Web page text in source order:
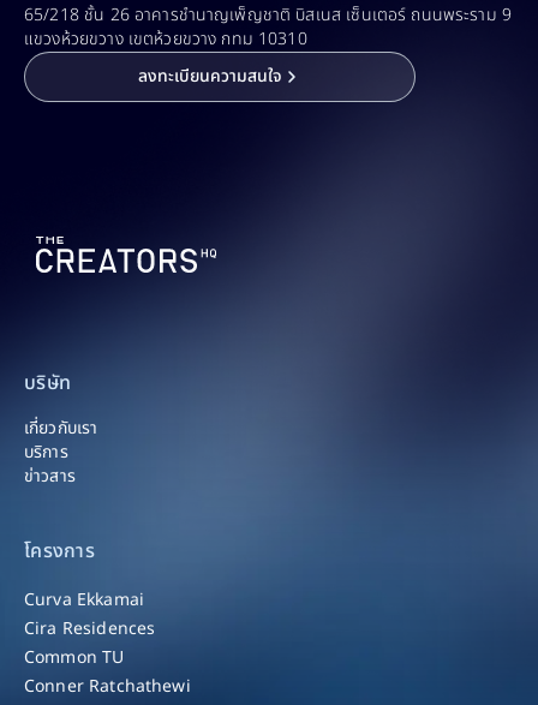
65/218 ชั้น 26 อาคารชำนาญเพ็ญชาติ บิสเนส เซ็นเตอร์ ถนนพระราม 9
แขวงห้วยขวาง เขตห้วยขวาง กทม 10310
ลงทะเบียนความสนใจ
บริษัท
เกี่ยวกับเรา
บริการ
ข่าวสาร
โครงการ
Curva Ekkamai
Cira Residences
Common TU
Conner Ratchathewi